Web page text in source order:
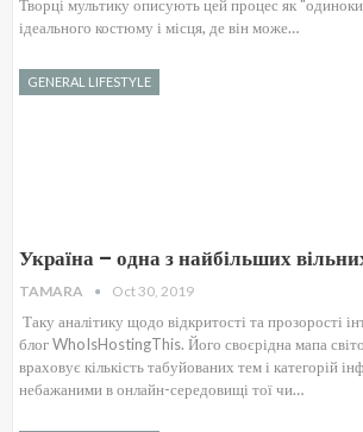
Творці мультику описують цей процес як
ідеального костюму і місця, де він може…
GENERAL LIFESTYLE
Україна – одна з найбільших
TAMARA Oct 30, 2019
Таку аналітику щодо відкритості та прозорості
блог WhoIsHostingThis. Його своєрідна мапа
враховує кількість табуйованих тем і категорій
небажаними в онлайн-середовищі тої чи…